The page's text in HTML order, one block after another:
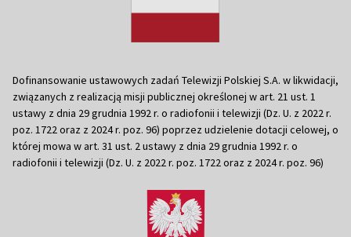
Dofinansowanie ustawowych zadań Telewizji Polskiej S.A. w likwidacji,
związanych z realizacją misji publicznej określonej w art. 21 ust. 1
ustawy z dnia 29 grudnia 1992 r. o radiofonii i telewizji (Dz. U. z 2022 r.
poz. 1722 oraz z 2024 r. poz. 96) poprzez udzielenie dotacji celowej, o
której mowa w art. 31 ust. 2 ustawy z dnia 29 grudnia 1992 r. o
radiofonii i telewizji (Dz. U. z 2022 r. poz. 1722 oraz z 2024 r. poz. 96)